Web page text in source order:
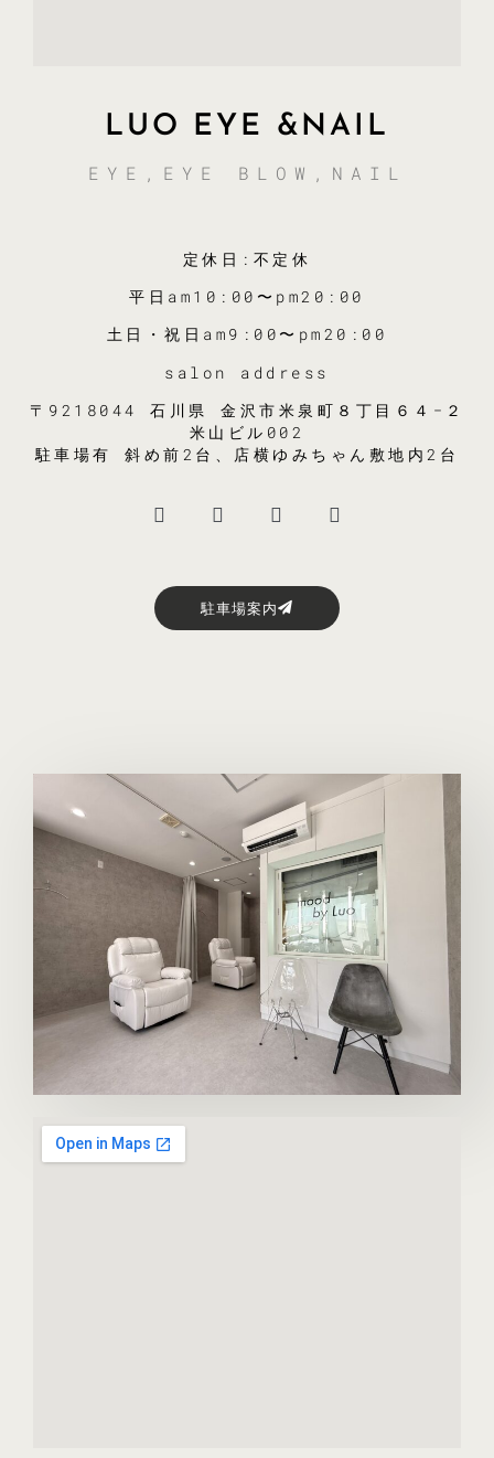
LUO EYE &NAIL
EYE,EYE BLOW,NAIL
定休日:不定休
平日am10:00〜pm20:00
土日・祝日am9:00〜pm20:00
salon address
〒9218044 石川県 金沢市米泉町８丁目６４−２
米山ビル002
駐車場有 斜め前2台、店横ゆみちゃん敷地内2台
駐車場案内